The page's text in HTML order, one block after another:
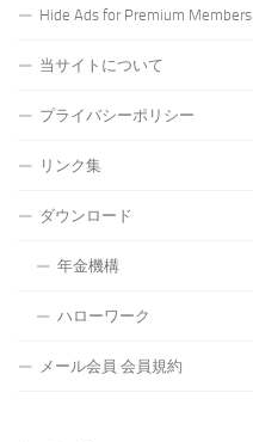
Hide Ads for Premium Members
当サイトについて
プライバシーポリシー
リンク集
ダウンロード
年金機構
ハローワーク
メール会員 会員規約